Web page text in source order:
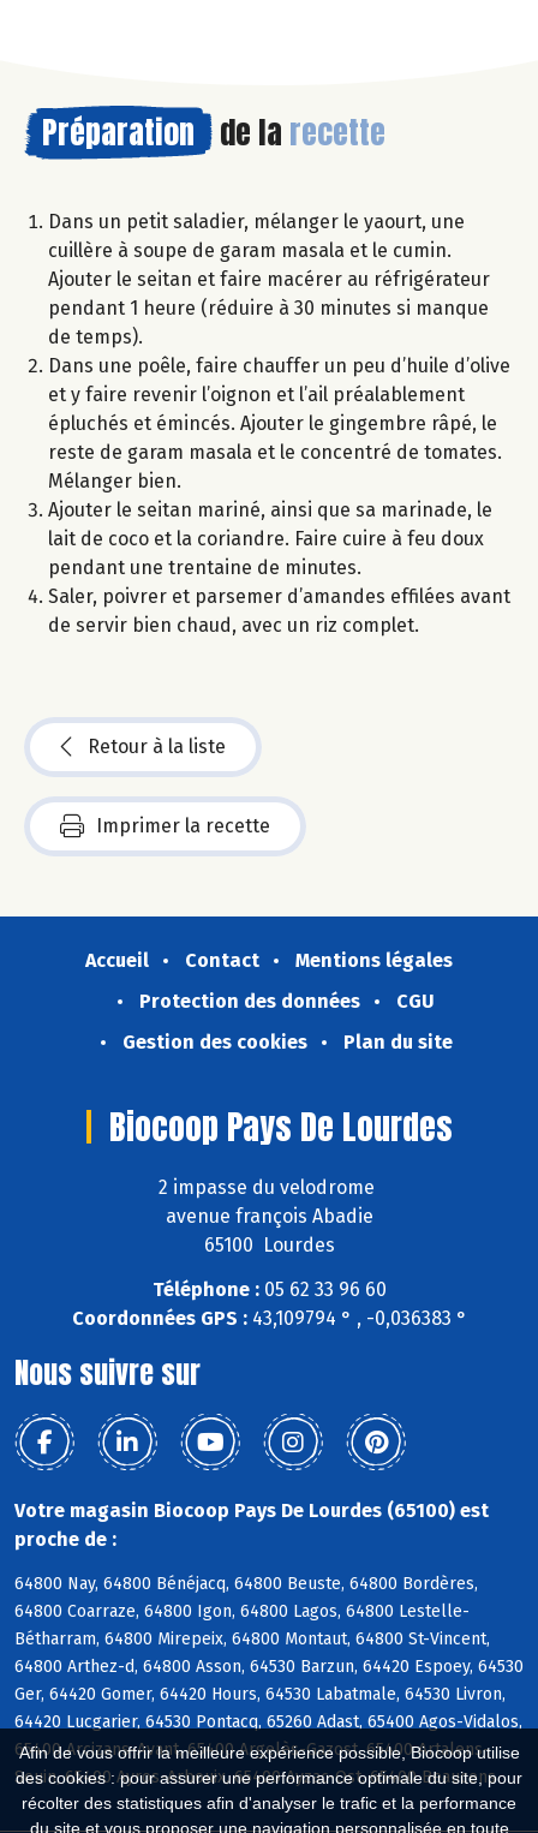
Afin de vous offrir la meilleure expérience possible, Biocoop utilise
des cookies : pour assurer une performance optimale du site, pour
récolter des statistiques afin d'analyser le trafic et la performance
du site et vous proposer une navigation personnalisée en toute
Préparation de la recette
Dans un petit saladier, mélanger le yaourt, une
cuillère à soupe de garam masala et le cumin.
Ajouter le seitan et faire macérer au réfrigérateur
pendant 1 heure (réduire à 30 minutes si manque
de temps).
Dans une poêle, faire chauffer un peu d’huile d’olive
et y faire revenir l’oignon et l’ail préalablement
épluchés et émincés. Ajouter le gingembre râpé, le
reste de garam masala et le concentré de tomates.
Mélanger bien.
Ajouter le seitan mariné, ainsi que sa marinade, le
lait de coco et la coriandre. Faire cuire à feu doux
pendant une trentaine de minutes.
Saler, poivrer et parsemer d’amandes effilées avant
de servir bien chaud, avec un riz complet.
Retour à la liste
Imprimer la recette
Accueil Contact
Mentions légales
Protection des données
CGU
Gestion des cookies
Plan du site
Biocoop Pays De Lourdes
2 impasse du velodrome
avenue françois Abadie
65100 Lourdes
Téléphone :05 62 33 96 60
Coordonnées GPS :43,109794 ° , -0,036383 °
Nous suivre sur
Votre magasin Biocoop Pays De Lourdes (65100) est
proche de :
64800 Nay, 64800 Bénéjacq, 64800 Beuste, 64800 Bordères,
64800 Coarraze, 64800 Igon, 64800 Lagos, 64800 Lestelle-
Bétharram, 64800 Mirepeix, 64800 Montaut, 64800 St-Vincent,
64800 Arthez-d, 64800 Asson, 64530 Barzun, 64420 Espoey, 64530
Ger, 64420 Gomer, 64420 Hours, 64530 Labatmale, 64530 Livron,
64420 Lucgarier, 64530 Pontacq, 65260 Adast, 65400 Agos-Vidalos,
65400 Arcizans-Avant, 65400 Argelès-Gazost, 65400 Artalens-
Souin, 65400 Ayros-Arbouix, 65400 Ayzac-Ost, 65400 Beaucens